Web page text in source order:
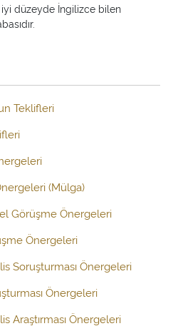
düzeyde İngilizce bilen
Teklifleri
(Mülga)
Görüşme Önergeleri
Önergeleri
Soruşturması Önergeleri
Önergeleri
Araştırması Önergeleri